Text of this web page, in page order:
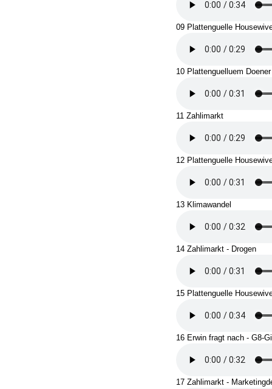
09 Plattenguelle
10 Plattenguelluem
11 Zahlimarkt
12 Plattenguelle
13 Klimawandel
14 Zahlimarkt - Drogen
15 Plattenguelle
16 Erwin fragt nach - G8-
17 Zahlimarkt -